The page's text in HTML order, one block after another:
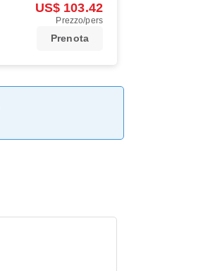
US$ 103.42
Prezzo/pers
Prenota